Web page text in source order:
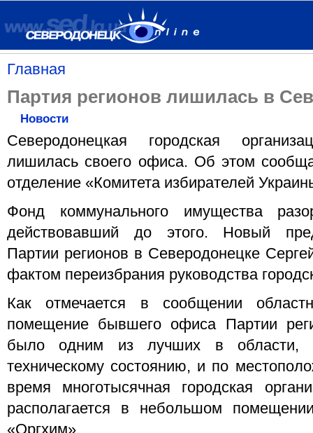
Главная
Партия регионов лишилась в
Новости
Северодонецкая городская
лишилась своего офиса. Об этом
отделение «Комитета избирателей
Фонд коммунального имущества
действовавший до этого. Новый
Партии регионов в Северодонецке
фактом переизбрания руководства
Как отмечается в сообщении
помещение бывшего офиса Партии
было одним из лучших в
техническому состоянию, и по
время многотысячная городская
располагается в небольшом
«Оргхим».